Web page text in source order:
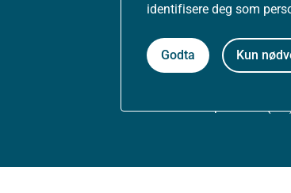
identifisere deg som
Godta Kun
Nyhetsvarsel